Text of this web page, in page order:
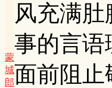
蒙
城
郎
风充满
事的言
面前阻止